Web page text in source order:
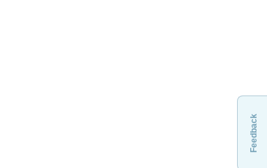
Feedback